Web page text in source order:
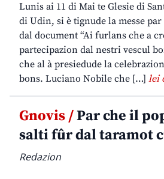
Lunis ai 11 di Mai te Glesie di
di Udin, si è tignude la messe
dal document “Ai furlans che a
partecipazion dal nestri vescul
che al à presiedude la
bons. Luciano Nobile che […] lei
Gnovis /Par che il
salti fûr dal taramot
Redazion